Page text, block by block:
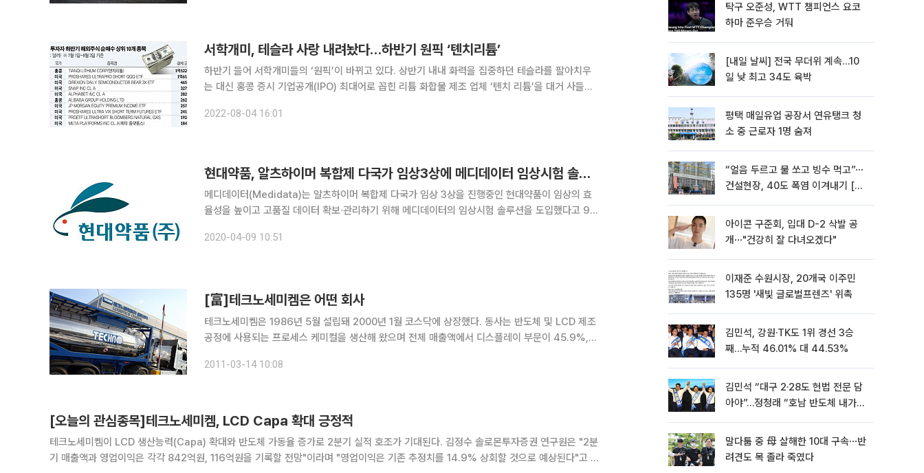
서학개미, 테슬라 사랑 내려놨다…하반기 원픽 ‘톈치리튬’
하반기 들어 서학개미들의 ‘원픽’이 바뀌고 있다. 상반기 내내 화력을 집중하던 테슬라를 팔아치우
는 대신 홍콩 증시 기업공개(IPO) 최대어로 꼽힌 리튬 화합물 제조 업체 ‘톈치 리튬’을 대거 사들이
2022-08-04 16:01
현대약품, 알츠하이머 복합제 다국가 임상3상에 메디데이터 임상시험 솔루션 도입
메디데이터(Medidata)는 알츠하이머 복합제 다국가 임상 3상을 진행중인 현대약품이 임상의 효
율성을 높이고 고품질 데이터 확보∙관리하기 위해 메디데이터의 임상시험 솔루션을 도입했다고 9일
병용처방이 이뤄지는 치매치료제 성분 도네페질과 메만틴을 복합한 신약의
2020-04-09 10:51
[富]테크노세미켐은 어떤 회사
테크노세미켐은 1986년 5월 설립돼 2000년 1월 코스닥에 상장했다. 동사는 반도체 및 LCD 제조
공정에 사용되는 프로세스 케미컬을 생산해 왔으며 전체 매출액에서 디스플레이 부문이 45.9%,
은 95% 이상의 독보적인 시장지위를 유지하
2011-03-14 10:08
[오늘의 관심종목]테크노세미켐, LCD Capa 확대 긍정적
테크노세미켐이 LCD 생산능력(Capa) 확대와 반도체 가동율 증가로 2분기 실적 호조가 기대된다. 김정수 솔로몬투자증권 연구원은 "2분
기 매출액과 영업이익은 각각 842억원, 116억원을 기록할 전망"이라며 "영업이익은 기존 추정치를 14.9% 상회할 것으로 예상된다"고 밝
탁구 오준성, WTT 챔피언스 요코
하마 준우승 거둬
[내일 날씨] 전국 무더위 계속…10
일 낮 최고 34도 육박
평택 매일유업 공장서 연유탱크 청
소 중 근로자 1명 숨져
“얼음 두르고 물 쏘고 빙수 먹고”⋯
건설현장, 40도 폭염 이겨내기 [르
아이콘 구준회, 입대 D-2 삭발 공
개⋯"건강히 잘 다녀오겠다"
이재준 수원시장, 20개국 이주민
135명 '새빛 글로벌프렌즈' 위촉
김민석, 강원·TK도 1위 경선 3승
째…누적 46.01% 대 44.53%
김민석 “대구 2·28도 헌법 전문 담
아야”…정청래 “호남 반도체 내가
말다툼 중 母 살해한 10대 구속⋯반
려견도 목 졸라 죽였다